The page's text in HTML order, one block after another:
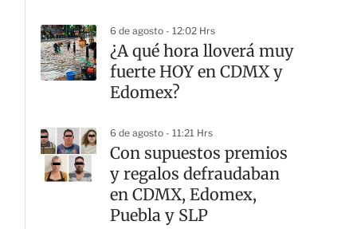
6 de agosto - 12:02 Hrs
¿A qué hora lloverá muy
fuerte HOY en CDMX y
Edomex?
6 de agosto - 11:21 Hrs
Con supuestos premios
y regalos defraudaban
en CDMX, Edomex,
Puebla y SLP